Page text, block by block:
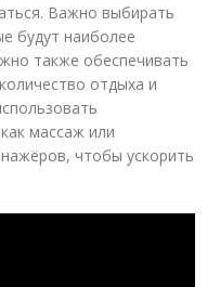
Важно выбирать
будут наиболее
также обеспечивать
отдыха и
массаж или
чтобы ускорить